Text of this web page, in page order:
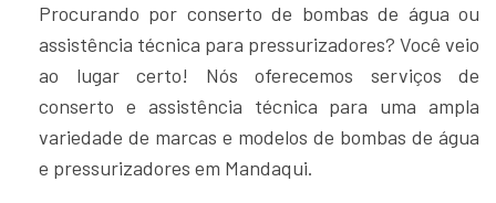
Procurando por conserto de bombas de água ou
assistência técnica para pressurizadores? Você veio
ao lugar certo! Nós oferecemos serviços de
conserto e assistência técnica para uma ampla
variedade de marcas e modelos de bombas de água
e pressurizadores em Mandaqui.